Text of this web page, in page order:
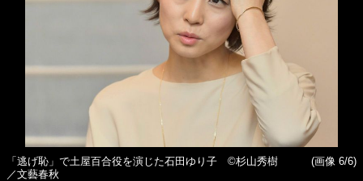
「逃げ恥」で土屋百合役を演じた石田ゆり子 ©杉山秀樹
／文藝春秋
(画像 6/6)